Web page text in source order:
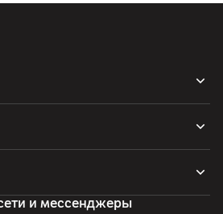
и мессенджеры